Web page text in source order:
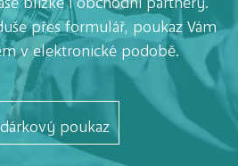
přes formulář, poukaz Vám
v elektronické podobě.
dárkový poukaz